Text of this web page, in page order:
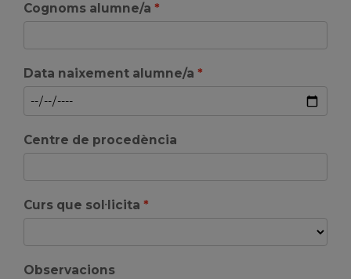
Cognoms alumne/a
Data naixement alumne/a
Centre de procedència
Curs que sol·licita
Observacions